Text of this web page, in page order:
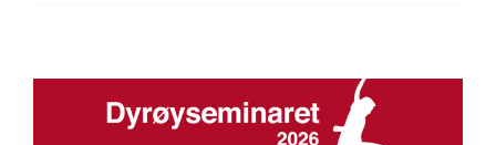
Isaksen
og
Luretamp